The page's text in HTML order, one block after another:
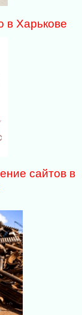
в Харькове
сайтов в